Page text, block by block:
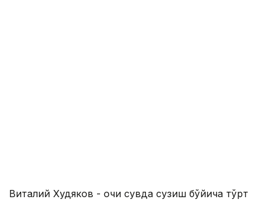
Виталий Худяков - очиқ сувда сузиш бўйича тўрт